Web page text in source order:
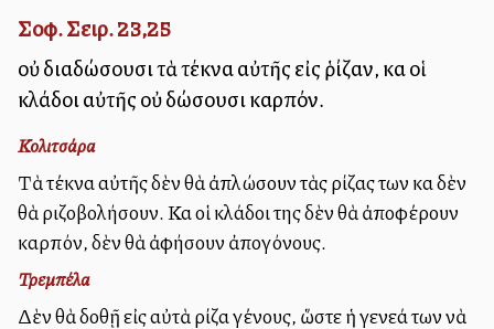
Σοφ. Σειρ. 23,25
οὐ διαδώσουσι τὰ τέκνα αὐτῆς εἰς ῥίζαν, καὶ οἱ
κλάδοι αὐτῆς οὐ δώσουσι καρπόν.
Κολιτσάρα
Τὰ τέκνα αὐτῆς δὲν θὰ ἀπλώσουν τὰς ρίζας των καὶ δὲν
θὰ ριζοβολήσουν. Καὶ οἱ κλάδοι της δὲν θὰ ἀποφέρουν
καρπόν, δὲν θὰ ἀφήσουν ἀπογόνους.
Τρεμπέλα
Δὲν θὰ δοθῇ εἰς αὐτὰ ρίζα γένους, ὥστε ἡ γενεά των νὰ